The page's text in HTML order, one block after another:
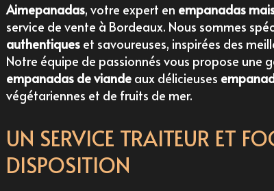
Aimepanadas, votre expert en empanadas
service de vente à Bordeaux. Nous sommes
authentiques et savoureuses, inspirées des
Notre équipe de passionnés vous propose une
empanadas de viande aux délicieuses
végétariennes et de fruits de mer.
UN SERVICE TRAITEUR ET
DISPOSITION